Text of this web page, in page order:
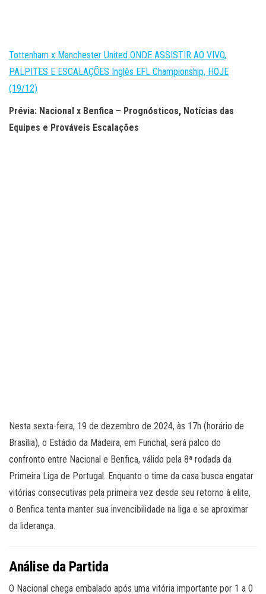
Tottenham x Manchester United ONDE ASSISTIR AO VIVO,
PALPITES E ESCALAÇÕES Inglês EFL Championship, HOJE
(19/12)
Prévia: Nacional x Benfica – Prognósticos, Notícias das
Equipes e Prováveis Escalações
Nesta sexta-feira, 19 de dezembro de 2024, às 17h (horário de
Brasília), o Estádio da Madeira, em Funchal, será palco do
confronto entre Nacional e Benfica, válido pela 8ª rodada da
Primeira Liga de Portugal. Enquanto o time da casa busca engatar
vitórias consecutivas pela primeira vez desde seu retorno à elite,
o Benfica tenta manter sua invencibilidade na liga e se aproximar
da liderança.
Análise da Partida
O Nacional chega embalado após uma vitória importante por 1 a 0